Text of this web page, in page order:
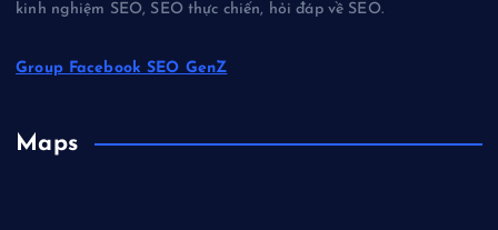
kinh nghiệm SEO, SEO thực chiến, hỏi đáp về SEO.
Group Facebook SEO GenZ
Maps